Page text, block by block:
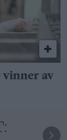
vinner av